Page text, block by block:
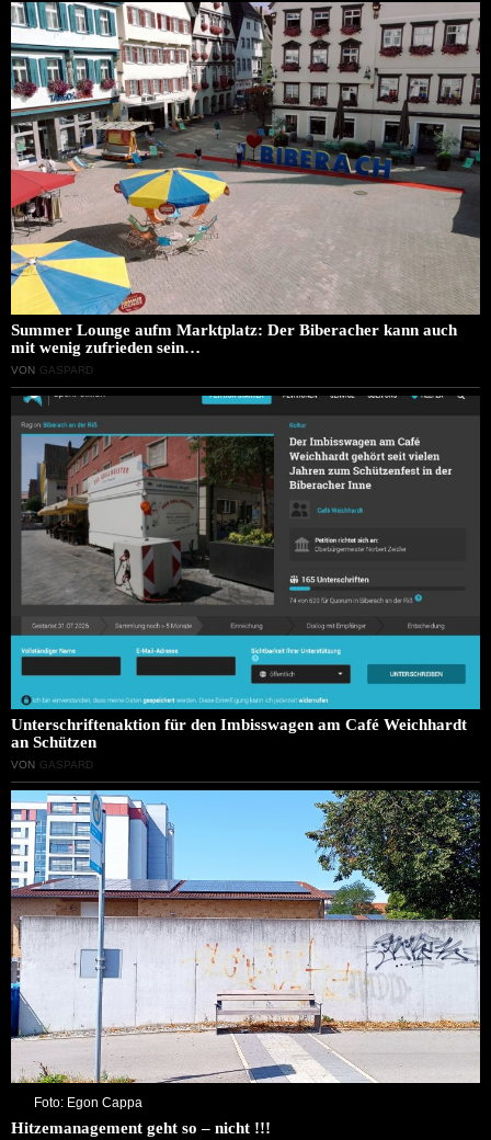
Summer Lounge aufm Marktplatz: Der Biberacher kann auch
mit wenig zufrieden sein…
VON GASPARD
Unterschriftenaktion für den Imbisswagen am Café Weichhardt
an Schützen
VON GASPARD
Foto: Egon Cappa
Hitzemanagement geht so – nicht !!!